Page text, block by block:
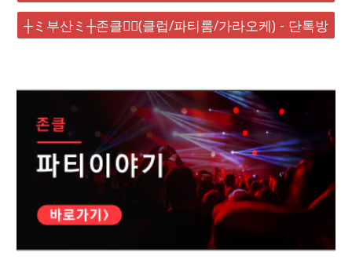
┼ミ부산ミ┼존클❤️‍🔥(클럽/파티룸/가라오케) - 단톡방